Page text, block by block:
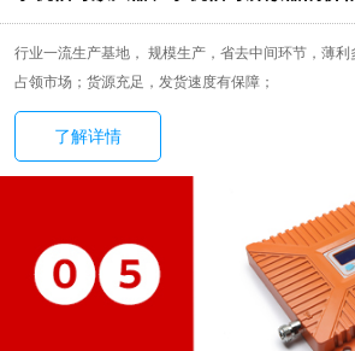
行业一流生产基地， 规模生产，省去中间环节，薄
占领市场；货源充足，发货速度有保障；
了解详情